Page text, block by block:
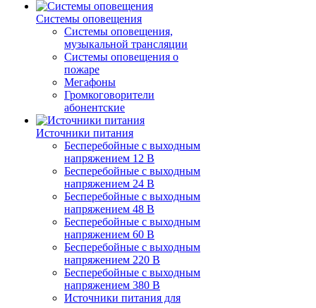
Системы оповещения
Системы оповещения,
музыкальной трансляции
Системы оповещения о
пожаре
Мегафоны
Громкоговорители
абонентские
Источники питания
Бесперебойные с выходным
напряжением 12 В
Бесперебойные с выходным
напряжением 24 В
Бесперебойные с выходным
напряжением 48 В
Бесперебойные с выходным
напряжением 60 В
Бесперебойные с выходным
напряжением 220 В
Бесперебойные с выходным
напряжением 380 В
Источники питания для